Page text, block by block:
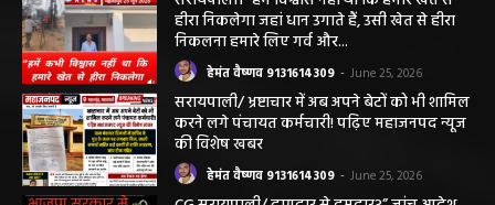
सरायपाली। “हमें विश्वास नहीं था कि हमारे खेत से
हीरा निकलेगा जहां धान उगाते हैं, उसी खेत से हीरा
निकलना हमारे लिए गर्व और...
हेमंत वैष्णव 9131614309 June 25, 2026
सरायपाली/ भ्रष्टाचार में अब अपने बेटों को भी शामिल
करने लगे पंचायत कर्मचारी! पढ़िए महाजनपद न्यूज
की विशेष खबर
हेमंत वैष्णव 9131614309 June 25, 2026